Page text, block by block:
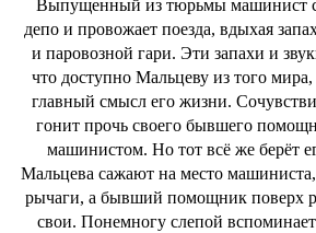
Выпущенный из тюрьмы машинист
депо и провожает поезда, вдыхая
и паровозной гари. Эти запахи и
что доступно Мальцеву из того
главный смысл его жизни.
гонит прочь своего бывшего
машинистом. Но тот всё же берёт
Мальцева сажают на место
рычаги, а бывший помощник поверх
свои. Понемногу слепой